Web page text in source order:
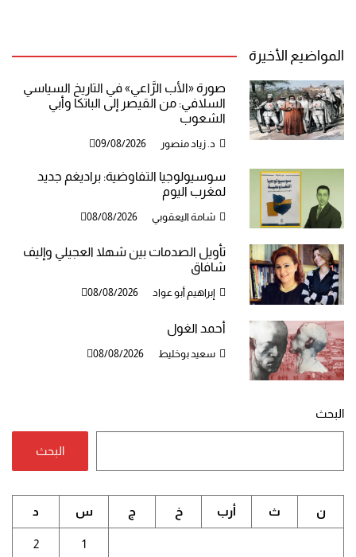
المواضيع الأخيرة
صورة «الأب الرَّاعي» في التاريخ السياسي
السلافي: من القيصر إلى الباتكا وأبي
الشعوب
د. زياد منصور 09/08/2026
سوسيولوجيا التفاوضية: براديغم جديد
لمغرب اليوم
شامة اليعقوبي 08/08/2026
تأويل الصدمات بين شهلا العجيلي وإليف
شافاق
إبراهيم أبو عواد 08/08/2026
أحمد الغول
سعيد بوخليط 08/08/2026
البحث
البحث
ن ث أرب خ ج س د
1
2